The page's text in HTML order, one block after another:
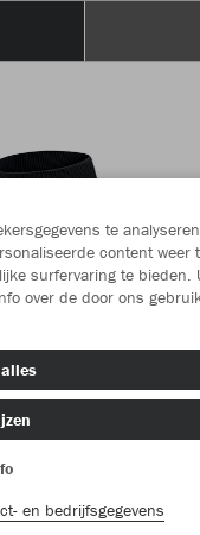
te
content weer
surfervaring te bieden.
over de door ons
en bedrijfsgegevens